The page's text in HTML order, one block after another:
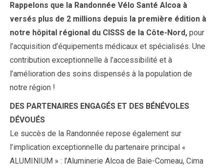
Rappelons que la Randonnée Vélo Santé Alcoa à
versés plus de 2 millions depuis la première édition à
notre hôpital régional du CISSS de la Côte-Nord, pour
l’acquisition d’équipements médicaux et spécialisés. Une
contribution exceptionnelle à l’accessibilité et à
l’amélioration des soins dispensés à la population de
notre région !
DES PARTENAIRES ENGAGÉS ET DES BÉNÉVOLES
DÉVOUÉS
Le succès de la Randonnée repose également sur
l’implication exceptionnelle du partenaire principal «
ALUMINIUM » : l’Aluminerie Alcoa de Baie-Comeau, Cima